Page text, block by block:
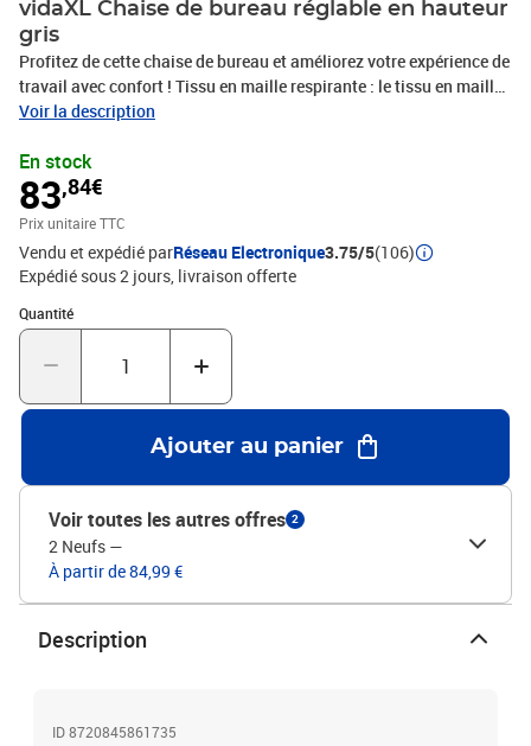
vidaXL Chaise de bureau réglable en hauteur
gris
Profitez de cette chaise de bureau et améliorez votre expérience de
travail avec confort ! Tissu en maille respirante : le tissu en maille
est un matériau de barrière qui est produit à partir de brins
le motif général des espaces ouverts. Cadre robuste et stable : le
cadre en métal et en contreplaqué de la chaise de bureau assurent
robustesse et stabilité. Hauteur réglable : vous pouvez utiliser le
levier pour régler la hauteur de votre chaise à votre convenance.
Design pratique : le design pivotant à 360 degrés permet une plus
grande liberté de mouvement. En outre, elle est pratique à déplacer
grâce aux roulettes.Couleur : gris Matériau : tissu en maille (100 %
polyester), similicuir (75 % polyvinylchloride, 20 % polyester, 5 %
coton), métal, contreplaqué Dimensions totales : 67 x 68 x 106-
siège à partir du sol : 42-52 cm Hauteur du dossier : 69 cm Avec
accoudoirs et appui-têteCapacité de charge maximale : 110
kgL'assemblage est requis
Voir la description
En stock
83,84€
Prix unitaire TTC
Vendu et expédié parRéseau Electronique3.75/5(106)
Expédié sous 2 jours livraison offerte
Quantité
Quantité : 1
Ajouter au panier
Voir toutes les autres offres 2
2 Neufs —
À partir de 84,99 €
Description
ID 8720845861735